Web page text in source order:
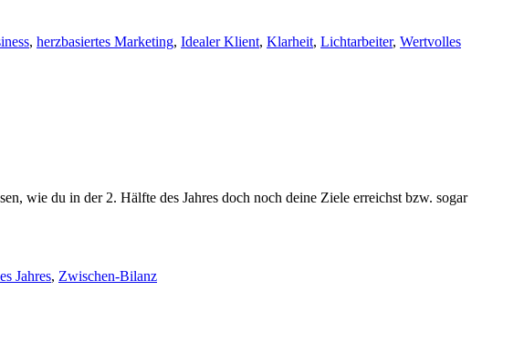
, herzbasiertes Marketing, Idealer Klient, Klarheit, Lichtarbeiter, Wertvolles
wie du in der 2. Hälfte des Jahres doch noch deine Ziele erreichst bzw. sogar
Jahres, Zwischen-Bilanz